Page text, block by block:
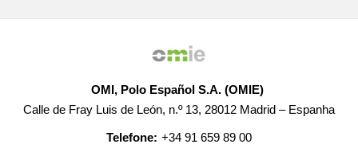
OMI, Polo Español S.A. (OMIE)
Calle de Fray Luis de León, n.º 13, 28012 Madrid – Espanha
Telefone: +34 91 659 89 00